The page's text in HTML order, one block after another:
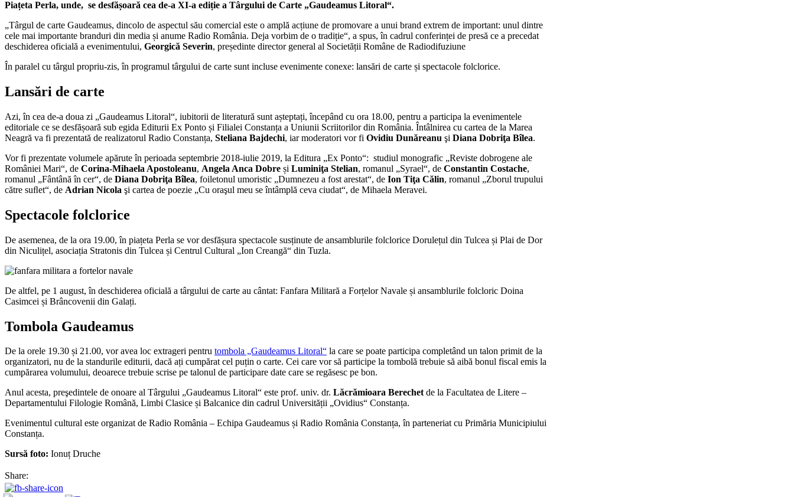
Piațeta Perla, unde, se desfășoară cea de-a XI-a ediție a Târgului de Carte „Gaudeamus Litoral“.
„Târgul de carte Gaudeamus, dincolo de aspectul său comercial este o amplă acțiune de promovare a unui brand extrem de important: unul dintre
cele mai importante branduri din media și anume Radio România. Deja vorbim de o tradiție“, a spus, în cadrul conferinței de presă ce a precedat
deschiderea oficială a evenimentului, Georgică Severin, președinte director general al Societății Române de Radiodifuziune
În paralel cu târgul propriu-zis, în programul târgului de carte sunt incluse evenimente conexe: lansări de carte și spectacole folclorice.
Lansări de carte
Azi, în cea de-a doua zi „Gaudeamus Litoral“, iubitorii de literatură sunt așteptați, începând cu ora 18.00, pentru a participa la evenimentele
editoriale ce se desfășoară sub egida Editurii Ex Ponto și Filialei Constanța a Uniunii Scriitorilor din România. Întâlnirea cu cartea de la Marea
Neagră va fi prezentată de realizatorul Radio Constanța, Steliana Bajdechi, iar moderatori vor fi Ovidiu Dunăreanu şi Diana Dobriţa Bîlea.
Vor fi prezentate volumele apărute în perioada septembrie 2018-iulie 2019, la Editura „Ex Ponto“: studiul monografic „Reviste dobrogene ale
României Mari“, de Corina-Mihaela Apostoleanu, Angela Anca Dobre și Luminiţa Stelian, romanul „Syrael“, de Constantin Costache,
romanul „Fântână în cer“, de Diana Dobriţa Bîlea, foiletonul umoristic „Dumnezeu a fost arestat“, de Ion Tiţa Călin, romanul „Zborul trupului
către suﬂet“, de Adrian Nicola şi cartea de poezie „Cu oraşul meu se întâmplă ceva ciudat“, de Mihaela Meravei.
Spectacole folclorice
De asemenea, de la ora 19.00, în piațeta Perla se vor desfășura spectacole susținute de ansamblurile folclorice Dorulețul din Tulcea și Plai de Dor
din Niculițel, asociația Stratonis din Tulcea și Centrul Cultural „Ion Creangă“ din Tuzla.
De altfel, pe 1 august, în deschiderea oficială a târgului de carte au cântat: Fanfara Militară a Forțelor Navale și ansamblurile folcloric Doina
Casimcei și Brâncovenii din Galați.
Tombola Gaudeamus
De la orele 19.30 și 21.00, vor avea loc extrageri pentru tombola „Gaudeamus Litoral“ la care se poate participa completând un talon primit de la
organizatori, nu de la standurile editurii, dacă ați cumpărat cel puțin o carte. Cei care vor să participe la tombolă trebuie să aibă bonul fiscal emis la
cumpărarea volumului, deoarece trebuie scrise pe talonul de participare date care se regăsesc pe bon.
Anul acesta, preşedintele de onoare al Târgului „Gaudeamus Litoral“ este prof. univ. dr. Lăcrămioara Berechetde la Facultatea de Litere –
Departamentului Filologie Română, Limbi Clasice și Balcanice din cadrul Universității „Ovidius“ Constanța.
Evenimentul cultural este organizat de Radio România – Echipa Gaudeamus și Radio România Constanța, în parteneriat cu Primăria Municipiului
Constanța.
Sursă foto: Ionuț Druche
Share: